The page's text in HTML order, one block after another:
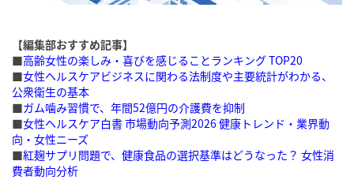
【編集部おすすめ記事】
■高齢女性の楽しみ・喜びを感じることランキング TOP20
■女性ヘルスケアビジネスに関わる法制度や主要統計がわかる、
公衆衛生の基本
■ガム噛み習慣で、年間52億円の介護費を抑制
■女性ヘルスケア白書 市場動向予測2026 健康トレンド・業界動
向・女性ニーズ
■紅麹サプリ問題で、健康食品の選択基準はどうなった？ 女性消
費者動向分析